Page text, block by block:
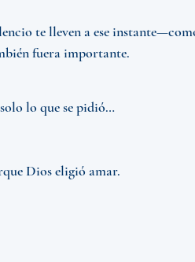
te lleven a ese
fuera importante.
lo que se pidió…
Dios eligió amar.